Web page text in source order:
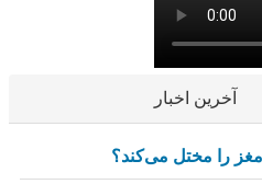
آخرین اخبار
را مختل می‌کند؟